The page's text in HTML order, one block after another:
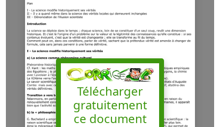
Télécharger
gratuitement
ce document